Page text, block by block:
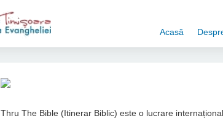
Acasă
Thru The Bible (Itinerar Biblic) este o lucrare